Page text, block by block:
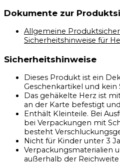
Dokumente zur
Allgemeine
Sicherheitshinweise für
Sicherheitshinweise
Dieses Produkt ist ein
Geschenkartikel und kein
Das gehäkelte Herz ist
an der Karte befestigt
Enthält Kleinteile. Bei
bei Verpackungen mit
besteht
Nicht für Kinder unter 3
Verpackungsmaterialien
außerhalb der